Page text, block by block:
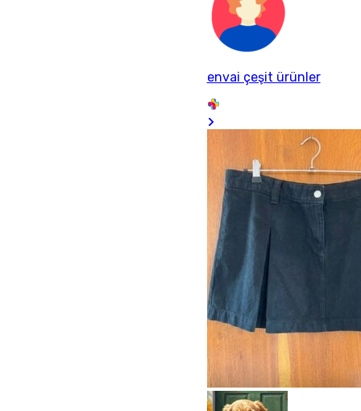
envai çeşit ürünler